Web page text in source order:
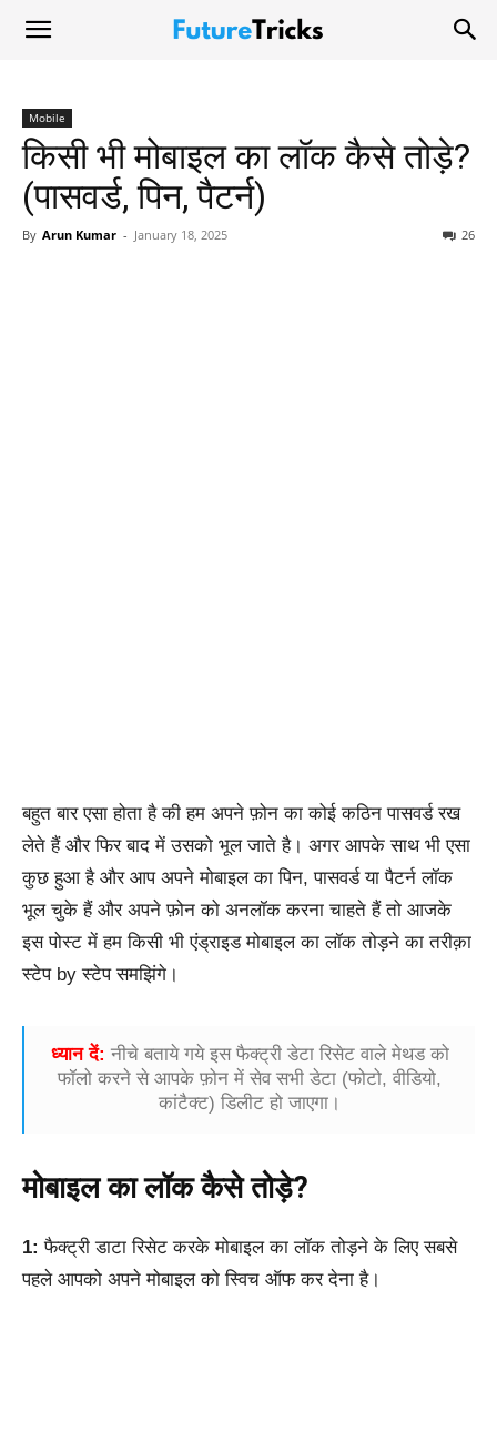
Mobile
किसी भी मोबाइल का लॉक कैसे तोड़े?
(पासवर्ड, पिन, पैटर्न)
By Arun Kumar - January 18, 2025 26
बहुत बार एसा होता है की हम अपने फ़ोन का कोई कठिन पासवर्ड रख
लेते हैं और फिर बाद में उसको भूल जाते है। अगर आपके साथ भी एसा
कुछ हुआ है और आप अपने मोबाइल का पिन, पासवर्ड या पैटर्न लॉक
भूल चुके हैं और अपने फ़ोन को अनलॉक करना चाहते हैं तो आजके
इस पोस्ट में हम किसी भी एंड्राइड मोबाइल का लॉक तोड़ने का तरीक़ा
स्टेप by स्टेप समझिंगे।
ध्यान दें: नीचे बताये गये इस फैक्ट्री डेटा रिसेट वाले मेथड को
फॉलो करने से आपके फ़ोन में सेव सभी डेटा (फोटो, वीडियो,
कांटैक्ट) डिलीट हो जाएगा।
मोबाइल का लॉक कैसे तोड़े?
1: फैक्ट्री डाटा रिसेट करके मोबाइल का लॉक तोड़ने के लिए सबसे
पहले आपको अपने मोबाइल को स्विच ऑफ कर देना है।